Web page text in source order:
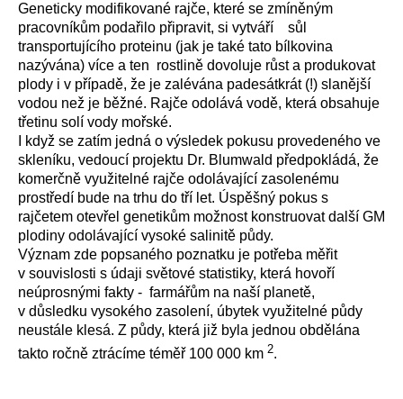
Geneticky modifikované rajče, které se zmíněným
pracovníkům podařilo připravit, si vytváří
sůl
transportujícího proteinu (jak je také tato bílkovina
nazývána) více a ten rostlině dovoluje růst a produkovat
plody i v případě, že je zalévána padesátkrát (!) slanější
vodou než je běžné. Rajče odolává vodě, která obsahuje
třetinu solí vody mořské.
I když se zatím jedná o výsledek pokusu provedeného ve
skleníku, vedoucí projektu Dr. Blumwald předpokládá, že
komerčně využitelné rajče odolávající zasolenému
prostředí bude na trhu do tří let. Úspěšný pokus s
rajčetem otevřel genetikům možnost konstruovat další GM
plodiny odolávající vysoké salinitě půdy.
Význam zde popsaného poznatku je potřeba měřit
v souvislosti s údaji světové statistiky, která hovoří
neúprosnými fakty - farmářům na naší planetě,
v důsledku vysokého zasolení, úbytek využitelné půdy
neustále klesá. Z půdy, která již byla jednou obdělána
takto ročně ztrácíme téměř 100 000 km 2.